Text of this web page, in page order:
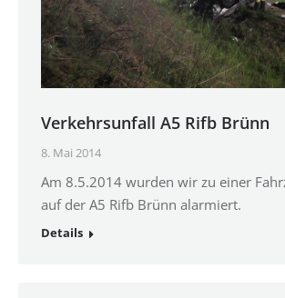
Verkehrsunfall A5 Rifb Brünn
8. Mai 2014
Am 8.5.2014 wurden wir zu einer
auf der A5 Rifb Brünn alarmiert.
Details